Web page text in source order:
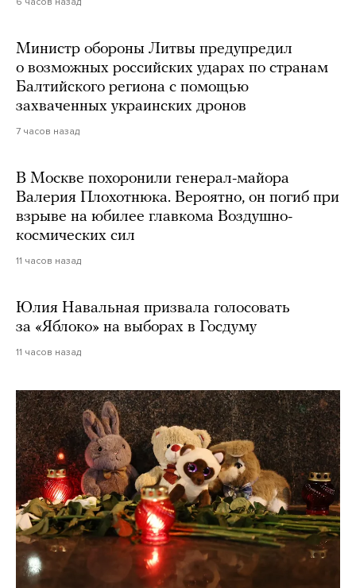
Министр обороны Литвы предупредил
о возможных российских ударах по странам
Балтийского региона с помощью
захваченных украинских дронов
7 часов назад
В Москве похоронили генерал-майора
Валерия Плохотнюка. Вероятно, он погиб при
взрыве на юбилее главкома Воздушно-
космических сил
11 часов назад
Юлия Навальная призвала голосовать
за «Яблоко» на выборах в Госдуму
11 часов назад